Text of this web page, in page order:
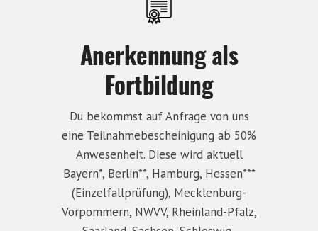
Anerkennung als
Fortbildung
Du bekommst auf Anfrage von uns
eine Teilnahmebescheinigung ab 50%
Anwesenheit. Diese wird aktuell
Bayern*, Berlin**, Hamburg, Hessen***
(Einzelfallprüfung), Mecklenburg-
Vorpommern, NWVV, Rheinland-Pfalz,